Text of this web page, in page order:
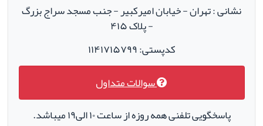
نشانی : تهران - خیابان امیرکبیر - جنب مسجد سراج بزرگ
- پلاک ۴۱۵
کدپستی: ۱۱۴۱۷۱۵۷۹۹
سوالات متداول
پاسخگویی تلفنی همه روزه از ساعت ۱۰ الی۱۹ میباشد.